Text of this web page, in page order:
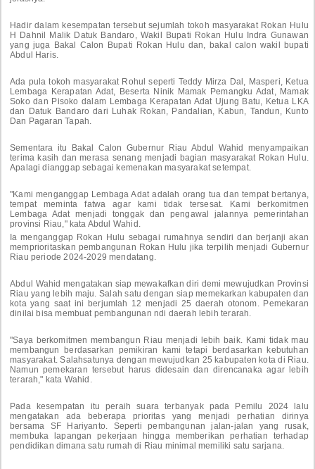
Hadir dalam kesempatan tersebut sejumlah tokoh masyarakat Rokan Hulu
H Dahnil Malik Datuk Bandaro, Wakil Bupati Rokan Hulu Indra Gunawan
yang juga Bakal Calon Bupati Rokan Hulu dan, bakal calon wakil bupati
Abdul Haris.
Ada pula tokoh masyarakat Rohul seperti Teddy Mirza Dal, Masperi, Ketua
Lembaga Kerapatan Adat, Beserta Ninik Mamak Pemangku Adat, Mamak
Soko dan Pisoko dalam Lembaga Kerapatan Adat Ujung Batu, Ketua LKA
dan Datuk Bandaro dari Luhak Rokan, Pandalian, Kabun, Tandun, Kunto
Dan Pagaran Tapah.
Sementara itu Bakal Calon Gubernur Riau Abdul Wahid menyampaikan
terima kasih dan merasa senang menjadi bagian masyarakat Rokan Hulu.
Apalagi dianggap sebagai kemenakan masyarakat setempat.
"Kami menganggap Lembaga Adat adalah orang tua dan tempat bertanya,
tempat meminta fatwa agar kami tidak tersesat. Kami berkomitmen
Lembaga Adat menjadi tonggak dan pengawal jalannya pemerintahan
provinsi Riau," kata Abdul Wahid.
Ia menganggap Rokan Hulu sebagai rumahnya sendiri dan berjanji akan
memprioritaskan pembangunan Rokan Hulu jika terpilih menjadi Gubernur
Riau periode 2024-2029 mendatang.
Abdul Wahid mengatakan siap mewakafkan diri demi mewujudkan Provinsi
Riau yang lebih maju. Salah satu dengan siap memekarkan kabupaten dan
kota yang saat ini berjumlah 12 menjadi 25 daerah otonom. Pemekaran
dinilai bisa membuat pembangunan ndi daerah lebih terarah.
"Saya berkomitmen membangun Riau menjadi lebih baik. Kami tidak mau
membangun berdasarkan pemikiran kami tetapi berdasarkan kebutuhan
masyarakat. Salahsatunya dengan mewujudkan 25 kabupaten kota di Riau.
Namun pemekaran tersebut harus didesain dan direncanaka agar lebih
terarah," kata Wahid.
Pada kesempatan itu peraih suara terbanyak pada Pemilu 2024 lalu
mengatakan ada beberapa prioritas yang menjadi perhatian dirinya
bersama SF Hariyanto. Seperti pembangunan jalan-jalan yang rusak,
membuka lapangan pekerjaan hingga memberikan perhatian terhadap
pendidikan dimana satu rumah di Riau minimal memiliki satu sarjana.